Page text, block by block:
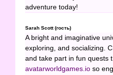
adventure today!
Sarah Scott (гость)
A bright and imaginative
exploring, and socializing.
and take part in fun quests
avatarworldgames.io so